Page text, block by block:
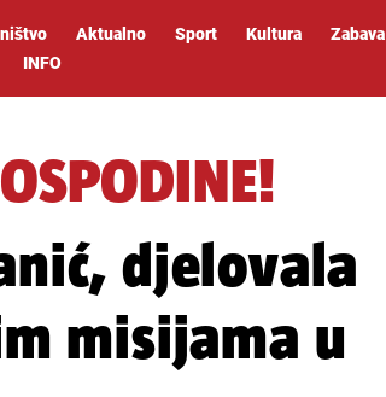
Aktualno Sport Kultura Zabava
INFO
djelovala
misijama u